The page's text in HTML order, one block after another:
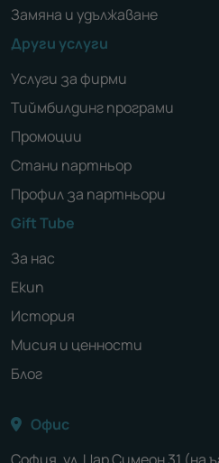
Замяна и удължаване
Други услуги
Услуги за фирми
Тиймбилдинг програми
Промоции
Стани партньор
Профил за партньори
Gift Tube
За нас
Екип
История
Мисия и ценности
Блог
Офис